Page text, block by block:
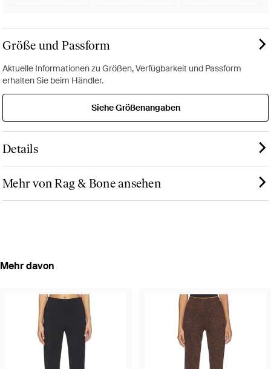
Größe und Passform
Aktuelle Informationen zu Größen, Verfügbarkeit und Passform
erhalten Sie beim Händler.
Siehe Größenangaben
Details
Mehr von Rag & Bone ansehen
Mehr davon